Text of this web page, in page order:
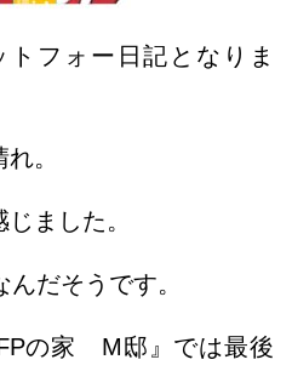
トフォー日記となりま
。
ました。
だそうです。
の家 M邸』では最後